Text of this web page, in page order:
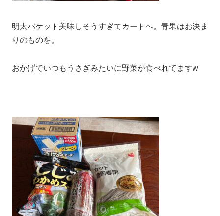
明太バケット美味しそうすぎてカートへ。青果はお決ま
りのものを。
おかげでいつもうさぎみたいに野菜が食べれてますw